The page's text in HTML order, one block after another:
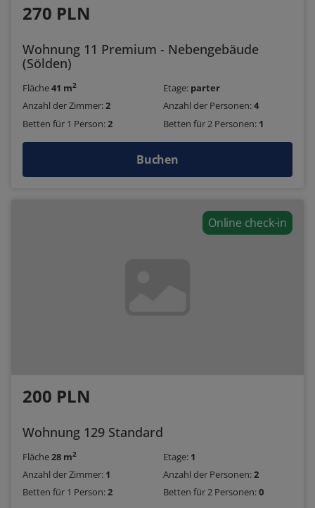
270 PLN
Wohnung 11 Premium - Nebengebäude
(Sölden)
Fläche41 m2 Etage: parter
Anzahl der Zimmer:2 Anzahl der Personen:4
Betten für 1 Person:2 Betten für 2 Personen: 1
Buchen
Online check-in
200 PLN
Wohnung 129 Standard
Fläche28 m2 Etage: 1
Anzahl der Zimmer: 1 Anzahl der Personen:2
Betten für 1 Person:2 Betten für 2 Personen:0